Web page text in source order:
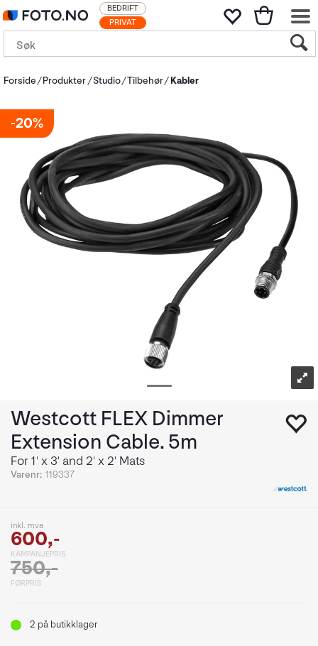
PRIVAT
BEDRIFT
Forside Produkter Studio Tilbehør Kabler
20%
Westcott FLEX Dimmer
Extension Cable. 5m
For 1' x 3' and 2' x 2' Mats
Varenr: 119337
inkl. mva
600,-
KAMPANJEPRIS
750,-
FØRPRIS
2 på butikklager